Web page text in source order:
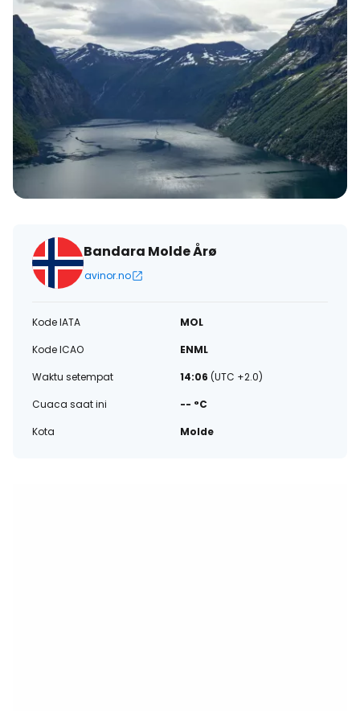
Bandara Molde Årø
avinor.no
Kode IATA
MOL
Kode ICAO
ENML
Waktu setempat
14:06 (UTC +2.0)
Cuaca saat ini
-- °C
Kota
Molde